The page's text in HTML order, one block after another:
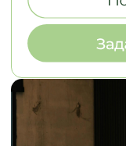
Выезжаем на
2-х дней,
материалы под ваш